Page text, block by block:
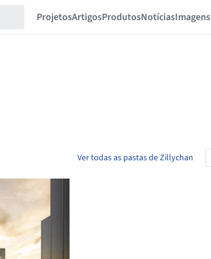
ProjetosArtigosProdutosNotíciasImagens
Ver todas as pastas de Zillychan